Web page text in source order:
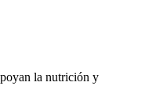
la nutrición y